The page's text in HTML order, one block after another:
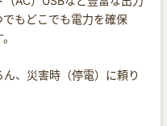
もどこでも電力を確保
、災害時（停電）に頼り